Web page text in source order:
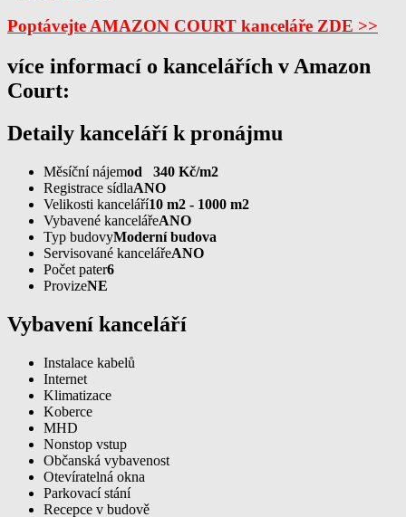
Poptávejte AMAZON COURT kanceláře ZDE >>
více informací o kancelářích v Amazon
Court:
Detaily kanceláří k pronájmu
Měsíční nájemod 340 Kč/m2
Registrace sídlaANO
Velikosti kanceláří10 m2 - 1000 m2
Vybavené kancelářeANO
Typ budovyModerní budova
Servisované kancelářeANO
Počet pater6
ProvizeNE
Vybavení kanceláří
Instalace kabelů
Internet
Klimatizace
Koberce
MHD
Nonstop vstup
Občanská vybavenost
Otevíratelná okna
Parkovací stání
Recepce v budově